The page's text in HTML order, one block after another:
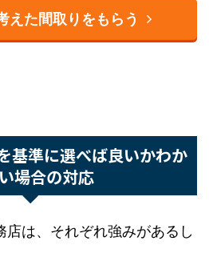
えた間取りをもらう
基準に選べば良いかわ
場合の対応
店は、それぞれ強みがある